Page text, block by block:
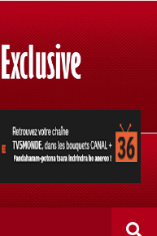
dans les bouquets
indrindra ho